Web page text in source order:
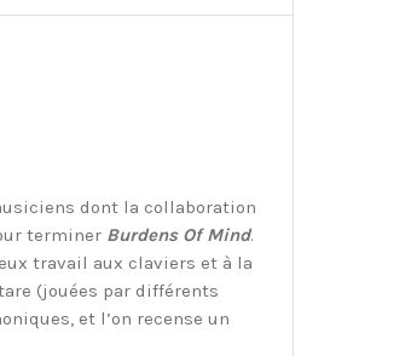
dont la collaboration
terminer Burdens Of Mind.
travail aux claviers et à la
(jouées par différents
et l’on recense un